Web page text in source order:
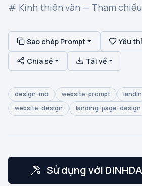
# Kính thiên văn — Tham
Sao chép Prompt Yêu
Chia sẻ Tải về
design-md website-prompt
website-design
landing-page-design
Sử dụng với